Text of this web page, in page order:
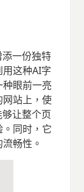
一份独特
这种AI字
眼前一亮
站上，使
让整个页
同时，它
畅性。